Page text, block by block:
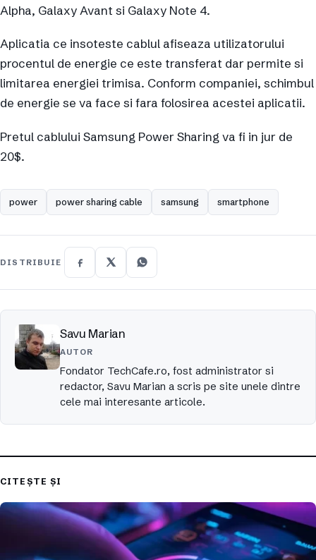
Alpha, Galaxy Avant si Galaxy Note 4.
Aplicatia ce insoteste cablul afiseaza utilizatorului
procentul de energie ce este transferat dar permite si
limitarea energiei trimisa. Conform companiei, schimbul
de energie se va face si fara folosirea acestei aplicatii.
Pretul cablului Samsung Power Sharing va fi in jur de
20$.
power power sharing cable samsung smartphone
DISTRIBUIE
Savu Marian
AUTOR
Fondator TechCafe.ro, fost administrator si
redactor, Savu Marian a scris pe site unele dintre
cele mai interesante articole.
CITEȘTE ȘI